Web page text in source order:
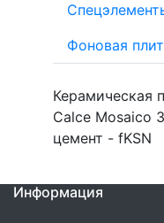
Фоновая
Керамическая
Calce Mosaico
цемент - fKSN
Информация